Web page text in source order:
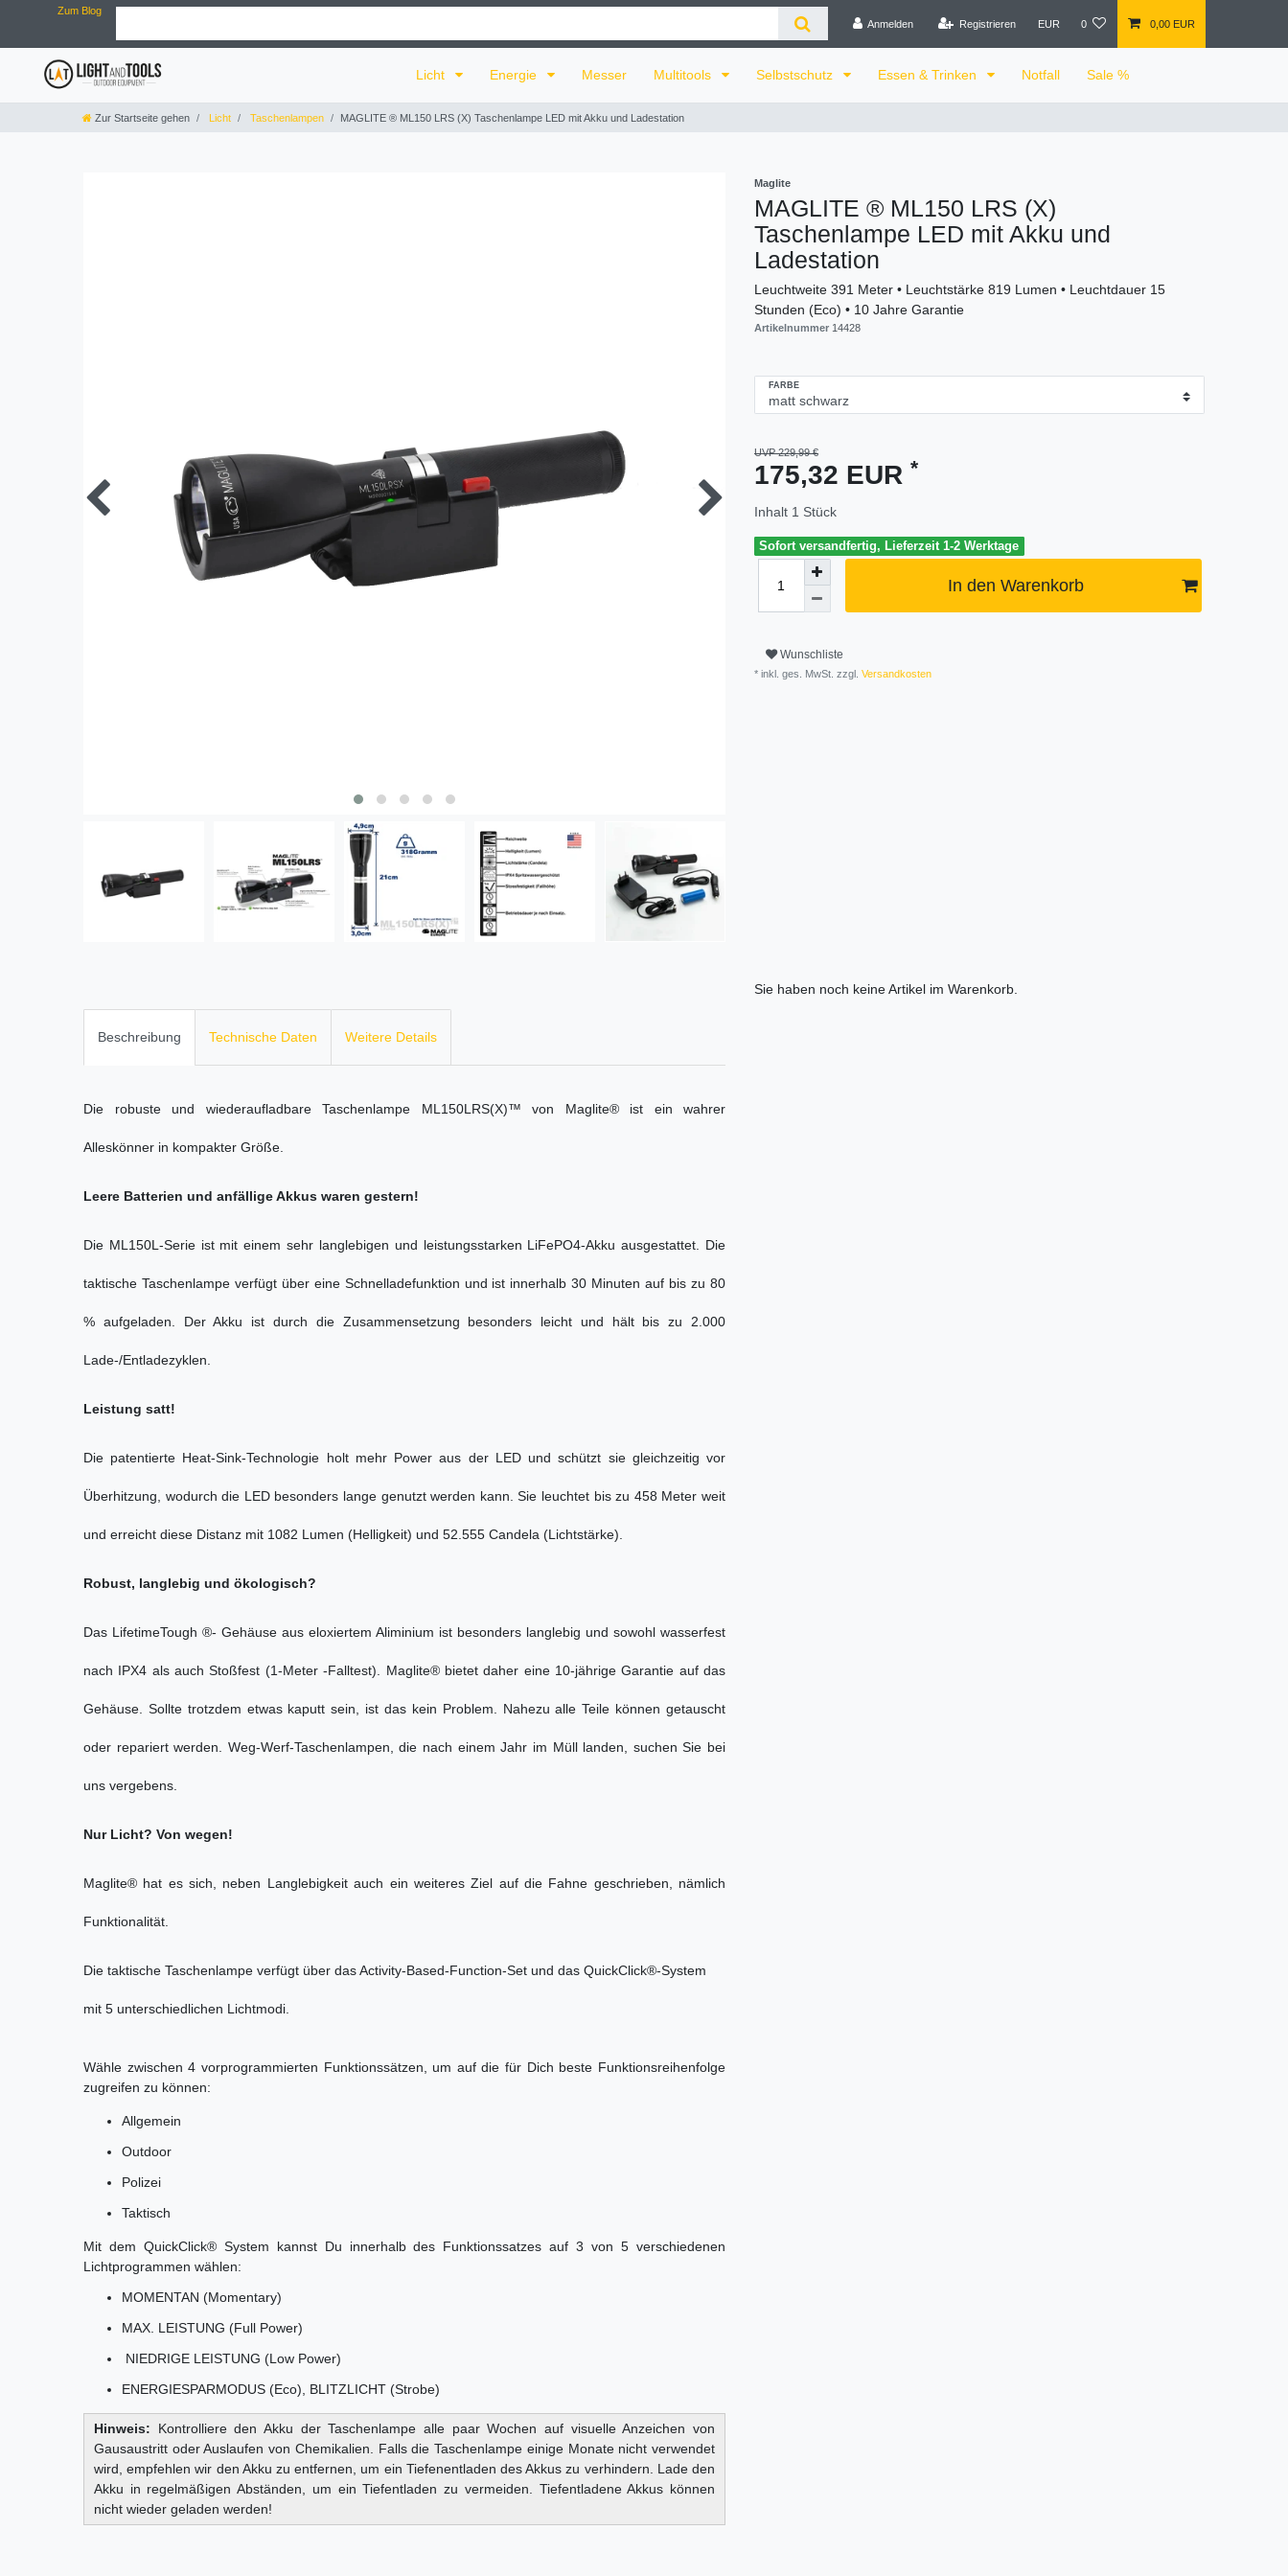
Zum Blog
Anmelden
Registrieren EUR 0 0,00 EUR
Licht Energie Messer Multitools Selbstschutz Essen & Trinken Notfall Sale %
Zur Startseite gehen Licht Taschenlampen MAGLITE ® ML150 LRS (X) Taschenlampe LED mit Akku und Ladestation
Maglite
MAGLITE ® ML150 LRS (X)
Taschenlampe LED mit Akku und
Ladestation
Leuchtweite 391 Meter • Leuchtstärke 819 Lumen • Leuchtdauer 15
Stunden (Eco) • 10 Jahre Garantie
Artikelnummer 14428
FARBE
UVP 229,99 €
175,32 EUR *
Inhalt 1 Stück
Sofort versandfertig, Lieferzeit 1-2 Werktage
In den Warenkorb
Wunschliste
* inkl. ges. MwSt. zzgl. Versandkosten
Beschreibung Technische Daten Weitere Details
Die robuste und wiederaufladbare Taschenlampe ML150LRS(X)™ von Maglite® ist ein wahrer
Alleskönner in kompakter Größe.
Leere Batterien und anfällige Akkus waren gestern!
Die ML150L-Serie ist mit einem sehr langlebigen und leistungsstarken LiFePO4-Akku ausgestattet. Die
taktische Taschenlampe verfügt über eine Schnelladefunktion und ist innerhalb 30 Minuten auf bis zu 80
% aufgeladen. Der Akku ist durch die Zusammensetzung besonders leicht und hält bis zu 2.000
Lade-/Entladezyklen.
Leistung satt!
Die patentierte Heat-Sink-Technologie holt mehr Power aus der LED und schützt sie gleichzeitig vor
Überhitzung, wodurch die LED besonders lange genutzt werden kann. Sie leuchtet bis zu 458 Meter weit
und erreicht diese Distanz mit 1082 Lumen (Helligkeit) und 52.555 Candela (Lichtstärke).
Robust, langlebig und ökologisch?
Das LifetimeTough ®- Gehäuse aus eloxiertem Aliminium ist besonders langlebig und sowohl wasserfest
nach IPX4 als auch Stoßfest (1-Meter -Falltest). Maglite® bietet daher eine 10-jährige Garantie auf das
Gehäuse. Sollte trotzdem etwas kaputt sein, ist das kein Problem. Nahezu alle Teile können getauscht
oder repariert werden. Weg-Werf-Taschenlampen, die nach einem Jahr im Müll landen, suchen Sie bei
uns vergebens.
Nur Licht? Von wegen!
Maglite® hat es sich, neben Langlebigkeit auch ein weiteres Ziel auf die Fahne geschrieben, nämlich
Funktionalität.
Die taktische Taschenlampe verfügt über das Activity-Based-Function-Set und das QuickClick®-System
mit 5 unterschiedlichen Lichtmodi.
Wähle zwischen 4 vorprogrammierten Funktionssätzen, um auf die für Dich beste Funktionsreihenfolge
zugreifen zu können:
Allgemein
Outdoor
Polizei
Taktisch
Mit dem QuickClick® System kannst Du innerhalb des Funktionssatzes auf 3 von 5 verschiedenen
Lichtprogrammen wählen:
MOMENTAN (Momentary)
MAX. LEISTUNG (Full Power)
NIEDRIGE LEISTUNG (Low Power)
ENERGIESPARMODUS (Eco), BLITZLICHT (Strobe)
Hinweis: Kontrolliere den Akku der Taschenlampe alle paar Wochen auf visuelle Anzeichen von
Gausaustritt oder Auslaufen von Chemikalien. Falls die Taschenlampe einige Monate nicht verwendet
wird, empfehlen wir den Akku zu entfernen, um ein Tiefenentladen des Akkus zu verhindern. Lade den
Akku in regelmäßigen Abständen, um ein Tiefentladen zu vermeiden. Tiefentladene Akkus können
nicht wieder geladen werden!
Sie haben noch keine Artikel im Warenkorb.